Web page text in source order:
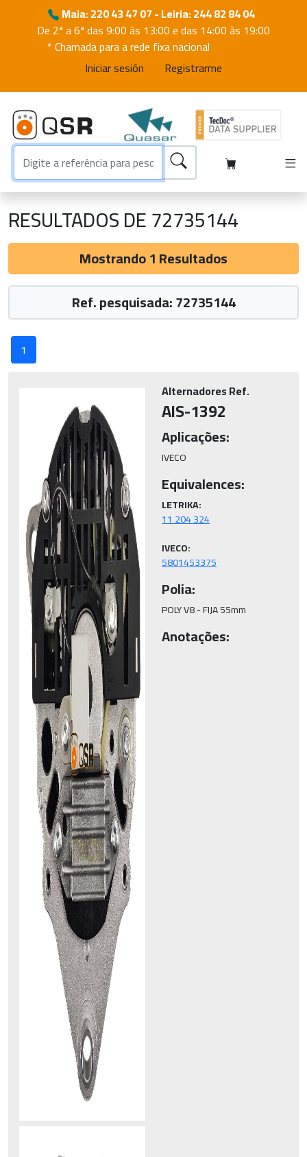
Maia: 220 43 47 07 - Leiria: 244 82 84 04
De 2ª a 6ª das 9:00 às 13:00 e das 14:00 às 19:00
* Chamada para a rede fixa nacional
Iniciar sesión
Registrarme
RESULTADOS DE 72735144
Mostrando 1 Resultados
Ref. pesquisada: 72735144
1
Alternadores Ref.
AIS-1392
Aplicações:
IVECO
Equivalences:
LETRIKA:
IVECO:
5801453375
Polia:
POLY V8 - FIJA 55mm
Anotações: